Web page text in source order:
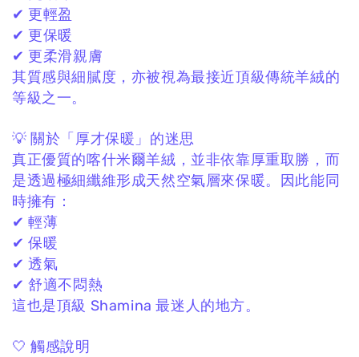
✔ 更輕盈
✔ 更保暖
✔ 更柔滑親膚
其質感與細膩度， 亦被視為最接近頂級傳統羊絨的
等級之一。
💡 關於「厚才保暖」的迷思
真正優質的喀什米爾羊絨， 並非依靠厚重取勝， 而
是透過極細纖維形成天然空氣層來保暖。
因此能同
時擁有：
✔ 輕薄
✔ 保暖
✔ 透氣
✔ 舒適不悶熱
這也是頂級 Shamina 最迷人的地方。
🤍 觸感說明